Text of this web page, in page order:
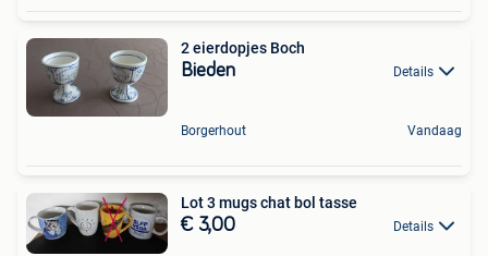
2 eierdopjes Boch
Bieden Details
Borgerhout Vandaag
Lot 3 mugs chat bol tasse
€ 3,00 Details